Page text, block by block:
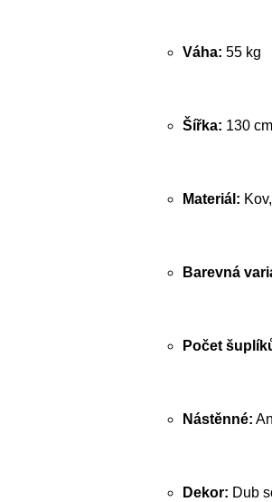
Váha: 55 kg
Šířka: 130 cm
Materiál:
Barevná
Počet
Nástěnné:
Dekor: Dub